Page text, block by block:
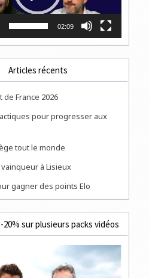
02:09
Articles récents
de France 2026
pour progresser aux
tout le monde
à Lisieux
gagner des points Elo
sur plusieurs packs vidéos